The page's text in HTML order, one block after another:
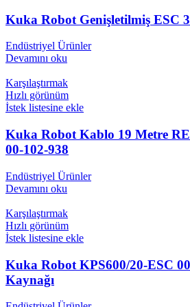
Kuka Robot Genişletilmiş ESC
Endüstriyel Ürünler
Devamını oku
Karşılaştırmak
Hızlı görünüm
İstek listesine ekle
Kuka Robot Kablo 19 Metre
00-102-938
Endüstriyel Ürünler
Devamını oku
Karşılaştırmak
Hızlı görünüm
İstek listesine ekle
Kuka Robot KPS600/20-ESC
Kaynağı